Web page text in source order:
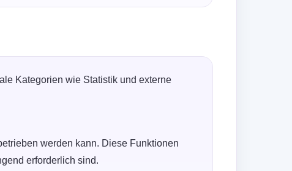
Kategorien wie Statistik und externe
werden kann. Diese Funktionen
erforderlich sind.